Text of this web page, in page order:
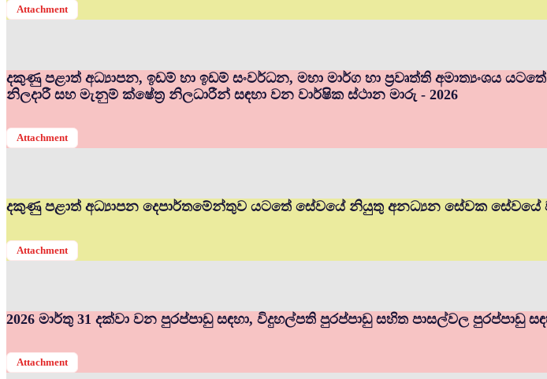
Attachment
දකුණු පළාත් අධ්‍යාපන, ඉඩම් හා ඉඩම් සංවර්ධන, මහා මාර්ග හා ප්‍රවෘත්ති අමාත්‍යංශය
නිලදාරී සහ මැනුම් ක්ෂේත්‍ර නිලධාරීන් සඳහා වන වාර්ෂික ස්ථාන මාරු - 2026
Attachment
දකුණු පළාත් අධ්‍යාපන දෙපාර්තමේන්තුව යටතේ සේවයේ නියුතු අනධ්‍යන සේවක සේවයේ
Attachment
2026 මාර්තු 31 දක්වා වන පුරප්පාඩු සඳහා, විදුහල්පති පුරප්පාඩු සහිත පාසල්වල පුරප්පාඩු
Attachment